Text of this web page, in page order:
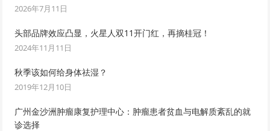
2026年7月11日
头部品牌效应凸显，火星人双11开门红，再摘桂冠！
2024年11月11日
秋季该如何给身体祛湿？
2019年12月10日
广州金沙洲肿瘤康复护理中心：肿瘤患者贫血与电解质紊乱的就
诊选择